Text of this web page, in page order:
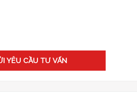
YÊU CẦU TƯ VẤN